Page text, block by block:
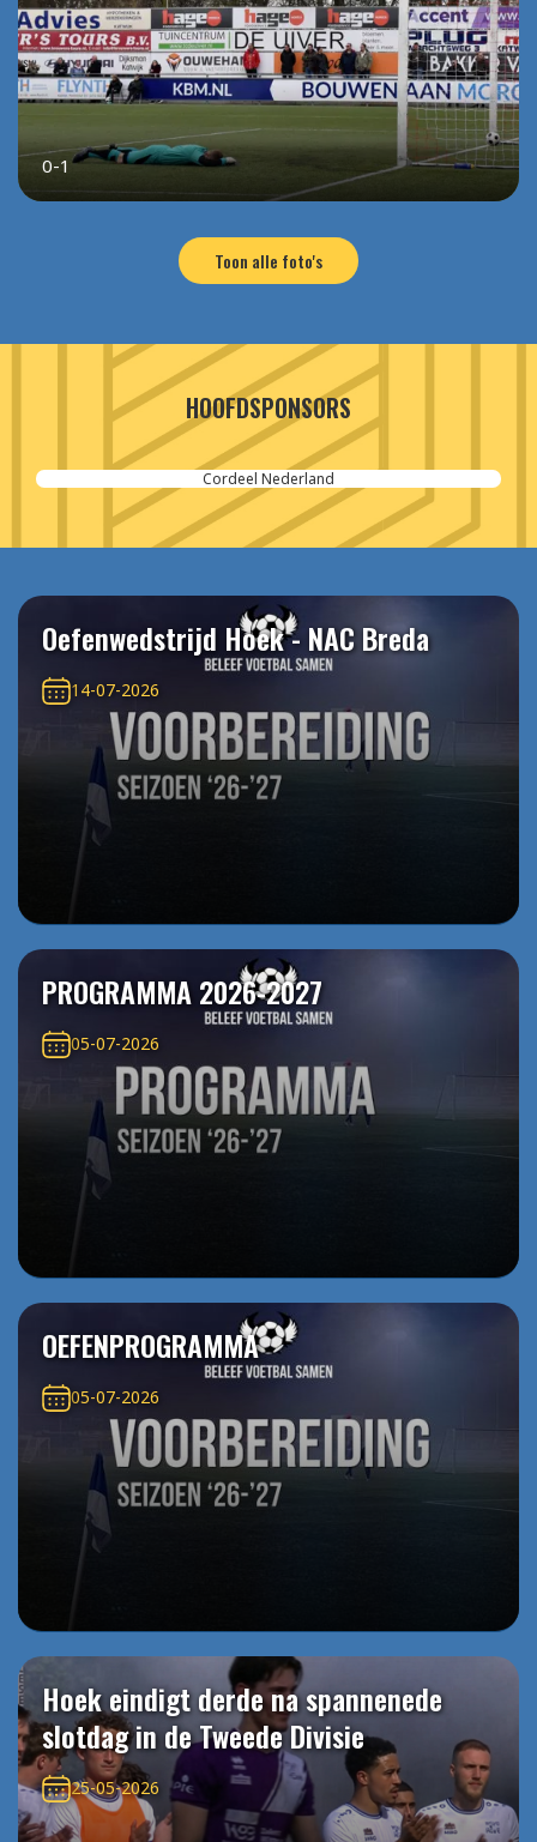
0-1
Toon alle foto's
HOOFDSPONSORS
SPIE-Controlec Engineering
Oefenwedstrijd Hoek - NAC Breda
14-07-2026
PROGRAMMA 2026-2027
05-07-2026
OEFENPROGRAMMA
05-07-2026
Hoek eindigt derde na spannenede
slotdag in de Tweede Divisie
25-05-2026